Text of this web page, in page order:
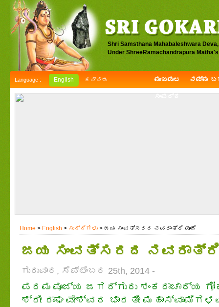
Shri Samsthana Mahabaleshwara
Under ShreeRamachandrapura
Language : English ಕನ್ನಡ ಮುಖಪುಟ ನಮ್ಮ
Home > English > ಸುದ್ದಿಗಳು > ಜಯ ಸಂವತ್ಸರದ ನವರಾತ್ರಿ ಪೂಜೆ
ಜಯ ಸಂವತ್ಸರದ ನವರಾತ್ರಿ
ಗುರುವಾರ, ಸೆಪ್ಟೆಂಬರ 25th, 2014 -
ಪರಮಪೂಜ್ಯ ಜಗದ್ಗುರು ಶಂಕರಾಚಾರ್ಯ
ಶ್ರೀ ರಾಘವೇಶ್ವರ ಭಾರತೀ